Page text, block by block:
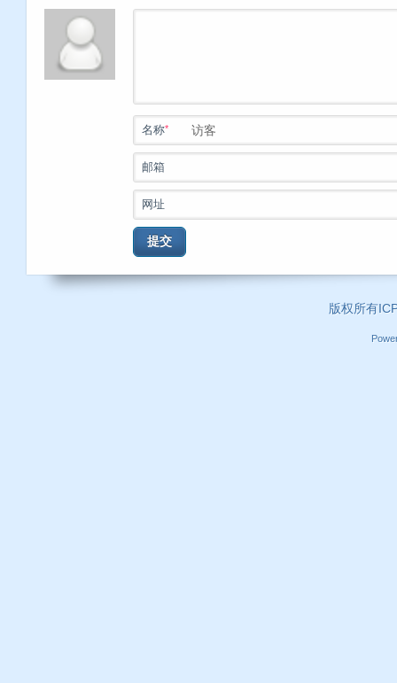
名称*
邮箱
网址
提交
版权所有